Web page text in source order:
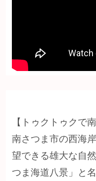
【トゥクトゥクで
南さつま市の西海
望できる雄大な自
つま海道八景」と